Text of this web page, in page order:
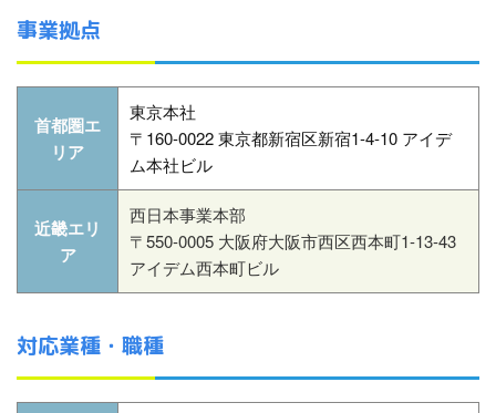
事業拠点
首都圏エ
リア
東京本社
〒160-0022 東京都新宿区新宿1-4-10 アイデ
ム本社ビル
近畿エリ
ア
西日本事業本部
〒550-0005 大阪府大阪市西区西本町1-13-43
アイデム西本町ビル
対応業種・職種